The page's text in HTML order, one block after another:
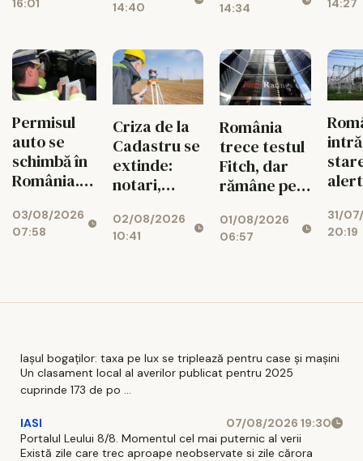
rămâne
energie în
orele de
vârf
16:01
seismică
14:40
decât din
tuberculozei
și a
drogurilor
14:34
14:27
Permisul
auto se
schimbă în
România.
noi îi
așteaptă
intra în
03/08/2026
07:58
Criza de la
Cadastru se
extinde:
notari,
și bănci,
afectați de
02/08/2026
10:41
România
trece testul
Fitch, dar
rămâne pe
prăpastiei
financiare
01/08/2026
06:57
31/
20:19
Iașul bogaților: taxa pe lux se triplează pentru case și mașini
Un clasament local al averilor publicat pentru 2025
cuprinde 173 de po ...
IASI
07/08/2026 19:30
Portalul Leului 8/8. Momentul cel mai puternic al verii
Există zile care trec aproape neobservate si zile cărora